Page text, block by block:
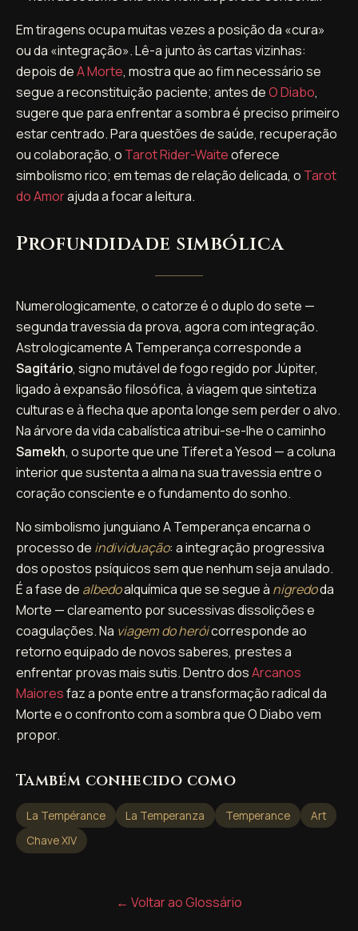
Em tiragens ocupa muitas vezes a posição da «cura»
ou da «integração». Lê-a junto às cartas vizinhas:
depois deA Morte, mostra que ao fim necessário se
segue a reconstituição paciente; antes deO Diabo,
sugere que para enfrentar a sombra é preciso primeiro
estar centrado. Para questões de saúde, recuperação
ou colaboração, o Tarot Rider-Waiteoferece
simbolismo rico; em temas de relação delicada, o Tarot
do Amorajuda a focar a leitura.
Profundidade simbólica
Numerologicamente, o catorze é o duplo do sete —
segunda travessia da prova, agora com integração.
Astrologicamente A Temperança corresponde a
Sagitário, signo mutável de fogo regido por Júpiter,
ligado à expansão filosófica, à viagem que sintetiza
culturas e à flecha que aponta longe sem perder o alvo.
Na árvore da vida cabalística atribui-se-lhe o caminho
Samekh, o suporte que une Tiferet a Yesod — a coluna
interior que sustenta a alma na sua travessia entre o
coração consciente e o fundamento do sonho.
No simbolismo junguiano A Temperança encarna o
processo de individuação: a integração progressiva
dos opostos psíquicos sem que nenhum seja anulado.
É a fase de albedoalquímica que se segue à nigredoda
Morte — clareamento por sucessivas dissolições e
coagulações. Na viagem do heróicorresponde ao
retorno equipado de novos saberes, prestes a
enfrentar provas mais sutis. Dentro dosArcanos
Maioresfaz a ponte entre a transformação radical da
Morte e o confronto com a sombra que O Diabo vem
propor.
Também conhecido como
La Tempérance La Temperanza Temperance
Art
Chave XIV
← Voltar ao Glossário